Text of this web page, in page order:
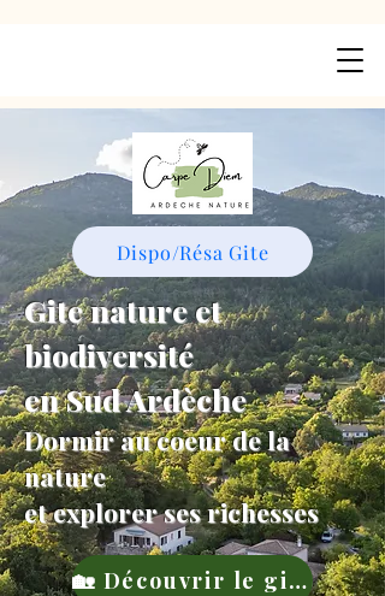
Dispo/Résa Gite
Gite nature et
biodiversité
en Sud Ardèche
Dormir au coeur de la
nature
et explorer ses richesses
🏡 Découvrir le gite